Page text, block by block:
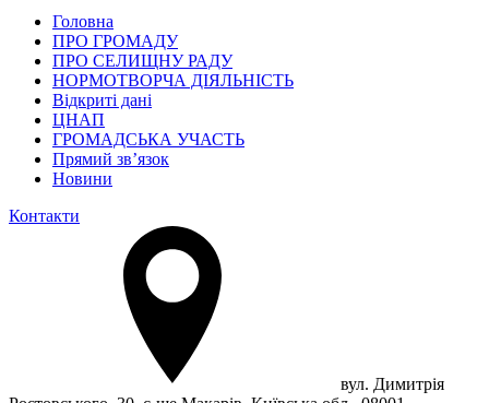
Головна
ПРО ГРОМАДУ
ПРО СЕЛИЩНУ РАДУ
НОРМОТВОРЧА ДІЯЛЬНІСТЬ
Відкриті дані
ЦНАП
ГРОМАДСЬКА УЧАСТЬ
Прямий зв’язок
Новини
Контакти
вул. Димитрія